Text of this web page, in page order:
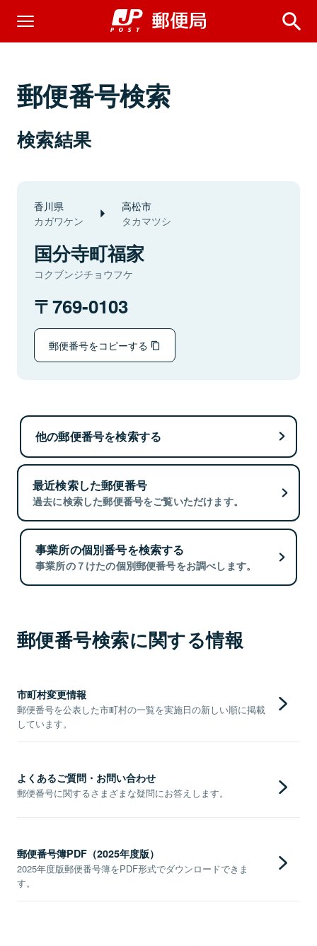
郵便番号検索
検索結果
香川県
カガワケン
高松市
タカマツシ
国分寺町福家
コクブンジチョウフケ
769-0103
郵便番号をコピーする
他の郵便番号を検索する
最近検索した郵便番号
過去に検索した郵便番号をご覧いただけます。
事業所の個別番号を検索する
事業所の７けたの個別郵便番号をお調べします。
郵便番号検索に関する情報
市町村変更情報
郵便番号を公表した市町村の一覧を実施日の新しい順に掲載
しています。
よくあるご質問・お問い合わせ
郵便番号に関するさまざまな疑問にお答えします。
郵便番号簿PDF（2025年度版）
2025年度版郵便番号簿をPDF形式でダウンロードできま
す。